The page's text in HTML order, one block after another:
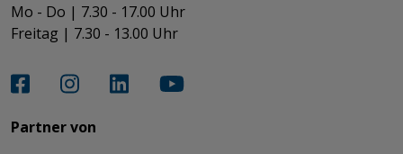
Mo - Do | 7.30 - 17.00 Uhr
Freitag | 7.30 - 13.00 Uhr​​​​​​​
Partner von​​​​​​